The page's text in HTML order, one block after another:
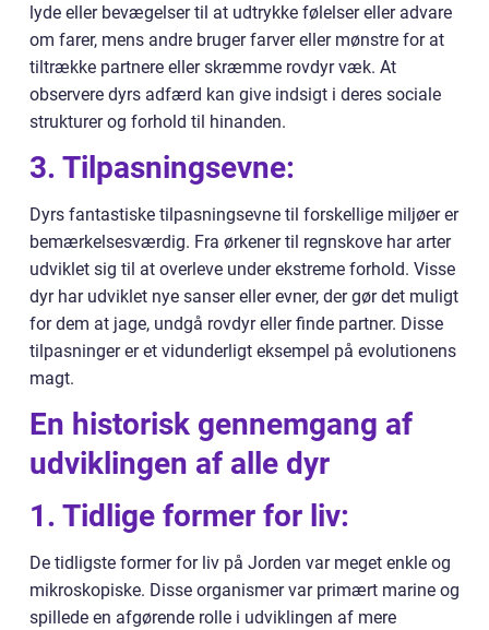
lyde eller bevægelser til at udtrykke følelser eller advare
om farer, mens andre bruger farver eller mønstre for at
tiltrække partnere eller skræmme rovdyr væk. At
observere dyrs adfærd kan give indsigt i deres sociale
strukturer og forhold til hinanden.
3. Tilpasningsevne:
Dyrs fantastiske tilpasningsevne til forskellige miljøer er
bemærkelsesværdig. Fra ørkener til regnskove har arter
udviklet sig til at overleve under ekstreme forhold. Visse
dyr har udviklet nye sanser eller evner, der gør det muligt
for dem at jage, undgå rovdyr eller finde partner. Disse
tilpasninger er et vidunderligt eksempel på evolutionens
magt.
En historisk gennemgang af
udviklingen af alle dyr
1. Tidlige former for liv:
De tidligste former for liv på Jorden var meget enkle og
mikroskopiske. Disse organismer var primært marine og
spillede en afgørende rolle i udviklingen af mere